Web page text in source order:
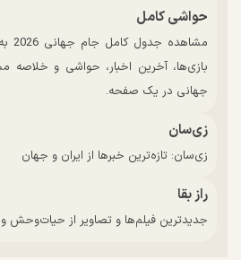
حواشی کامل
بازی‌ها، آخرین اخبار، حواشی و خلاصه
جهانی در یک صفحه.
زی‌سان
زی‌سان: تازه‌ترین خبرها از ایران و جهان
راز بقا
جدیدترین فیلم‌ها و تصاویر از حیات‌وحش و